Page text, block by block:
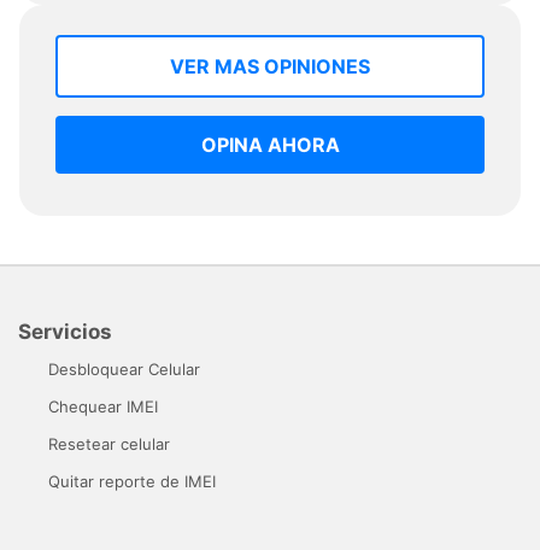
VER MAS OPINIONES
OPINA AHORA
Servicios
Desbloquear Celular
Chequear IMEI
Resetear celular
Quitar reporte de IMEI